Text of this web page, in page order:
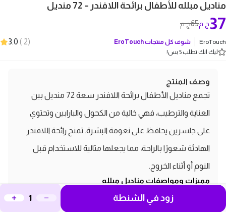
مناديل مبلله للأطفال برائحة اللافندر – 72 منديل
65ج.م 37ج.م
EroTouch شوف كل منتجاتEroTouch
(
2
)
3.0
ليك انك تطلب 5 بس!
وصف المنتج
تجمع مناديل الأطفال برائحة اللافندر سعة 72 منديل بين
العناية والترطيب، فهي خالية من الكحول والبارابين وتحتوي
على جلسرين يحافظ على نعومة البشرة. تمنح رائحة اللافندر
الهادئة شعورًا بالراحة، مما يجعلها مثالية للاستخدام قبل
النوم أو أثناء الخروج.
مميزات ومواصفات مناديل مبلله
للأطفال برائحة اللافندر – 72 منديل
زود في الشنطة